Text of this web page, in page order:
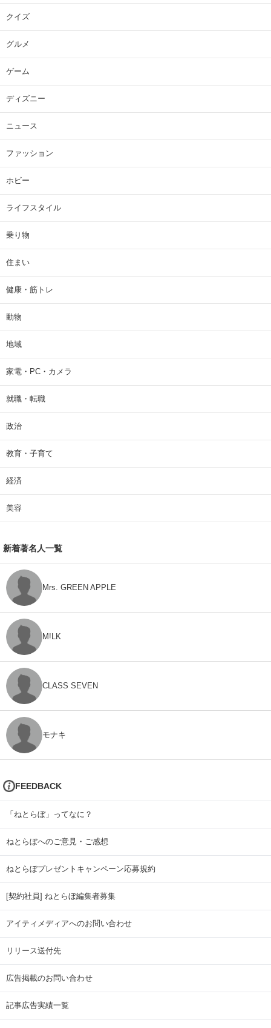
クイズ
グルメ
ゲーム
ディズニー
ニュース
ファッション
ホビー
ライフスタイル
乗り物
住まい
健康・筋トレ
動物
地域
家電・PC・カメラ
就職・転職
政治
教育・子育て
経済
美容
新着著名人一覧
Mrs. GREEN APPLE
M!LK
CLASS SEVEN
モナキ
FEEDBACK
「ねとらぼ」ってなに？
ねとらぼへのご意見・ご感想
ねとらぼプレゼントキャンペーン応募規約
[契約社員] ねとらぼ編集者募集
アイティメディアへのお問い合わせ
リリース送付先
広告掲載のお問い合わせ
記事広告実績一覧